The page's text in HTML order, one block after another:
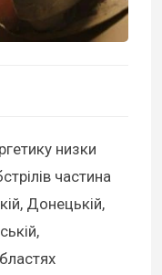
низки
частина
Донецькій,